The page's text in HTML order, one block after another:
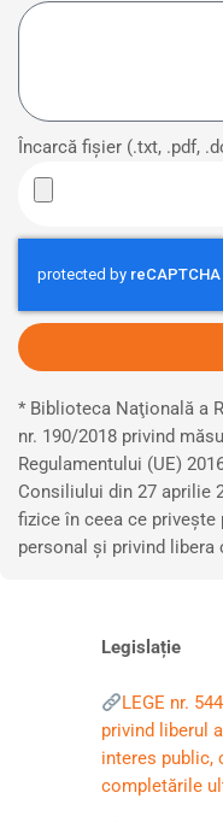
Încarcă fișier (.txt, .pdf,
* Biblioteca Naţională a
nr. 190/2018 privind
Regulamentului (UE)
Consiliului din 27 aprilie
fizice în ceea ce
personal şi privind
Legislație
LEGE nr.
privind liberul
interes public,
completările